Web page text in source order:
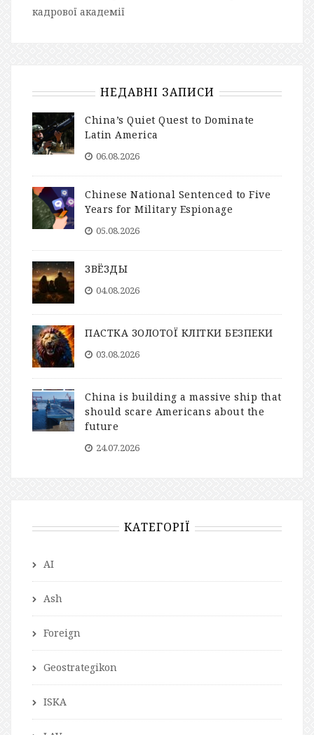
кадрової академії
НЕДАВНІ ЗАПИСИ
China’s Quiet Quest to Dominate
Latin America
06.08.2026
Chinese National Sentenced to Five
Years for Military Espionage
05.08.2026
ЗВЁЗДЫ
04.08.2026
ПАСТКА ЗОЛОТОЇ КЛІТКИ БЕЗПЕКИ
03.08.2026
China is building a massive ship that
should scare Americans about the
future
24.07.2026
КАТЕГОРІЇ
AI
Ash
Foreign
Geostrategikon
ISKA